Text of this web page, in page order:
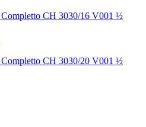
Completto CH 3030/16 V001 ½
Completto CH 3030/20 V001 ½